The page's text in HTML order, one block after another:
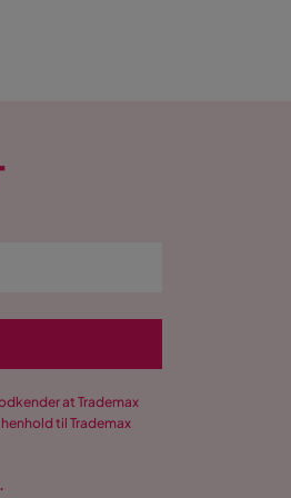
at Trademax
til Trademax